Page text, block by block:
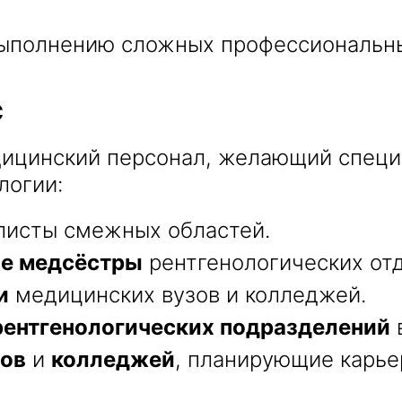
сложных
персонал, желающий
смежных областей.
медсёстры рентгенологических
медицинских вузов и колледжей.
подразделений
и колледжей, планирующие